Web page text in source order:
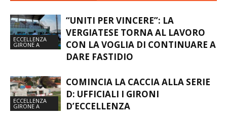
“UNITI PER VINCERE”: LA
VERGIATESE TORNA AL LAVORO
CON LA VOGLIA DI CONTINUARE A
COMINCIA LA CACCIA ALLA SERIE
D: UFFICIALI I GIRONI